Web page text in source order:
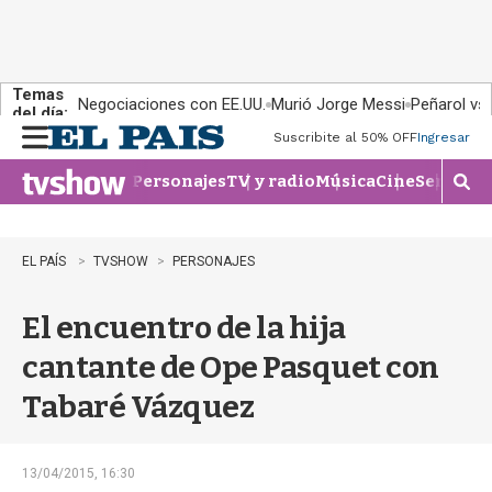
Temas
del día: Negociaciones con EE.UU. Murió Jorge Messi Peñarol
n
u
Suscribite al 50% OFFIngresar
PersonajesTV y radioMúsicaCineSeries
M
o
EL PAÍS TVSHOW PERSONAJES
El encuentro de la hija
cantante de Ope Pasquet con
Tabaré Vázquez
13/04/2015, 16:30